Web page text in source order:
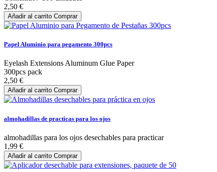
2,50 €
Añadir al carrito Comprar
Papel Aluminio para pegamento 300pcs
Eyelash Extensions Aluminum Glue Paper
300pcs pack
2,50 €
Añadir al carrito Comprar
almohadillas de practicas para los ojos
almohadillas para los ojos desechables para practicar
1,99 €
Añadir al carrito Comprar